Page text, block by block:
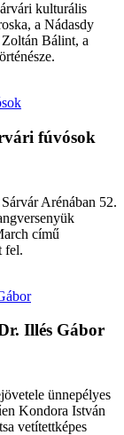
kulturális
a Nádasdy
Bálint, a
fúvósok
Arénában 52.
című
fel.
Illés Gábor
ünnepélyes
Kondora István
vetítettképes